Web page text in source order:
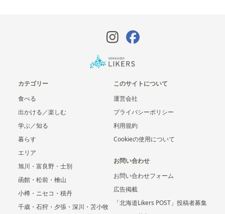
カテゴリー
食べる
出かける／楽しむ
学ぶ／知る
暮らす
エリア
旭川・富良野・士別
函館・松前・檜山
小樽・ニセコ・積丹
千歳・石狩・夕張・深川・苫小牧
このサイトについて
運営会社
プライバシーポリシー
利用規約
Cookieの使用について
お問い合わせ
お問い合わせフォーム
広告掲載
「北海道Likers POST」投稿者募集